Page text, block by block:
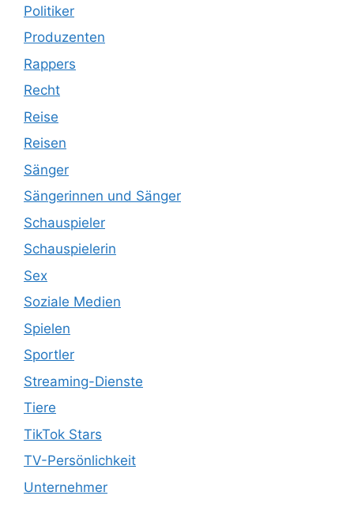
Politiker
Produzenten
Rappers
Recht
Reise
Reisen
Sänger
Sängerinnen und Sänger
Schauspieler
Schauspielerin
Sex
Soziale Medien
Spielen
Sportler
Streaming-Dienste
Tiere
TikTok Stars
TV-Persönlichkeit
Unternehmer